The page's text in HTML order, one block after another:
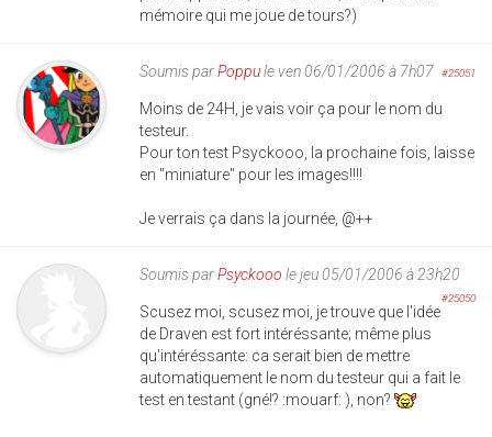
mémoire qui me joue de tours?)
Soumis parPoppule ven 06/01/2006 à 7h07 #25051
Moins de 24H, je vais voir ça pour le nom du
testeur.
Pour ton test Psyckooo, la prochaine fois, laisse
en "miniature" pour les images!!!!
Je verrais ça dans la journée, @++
Soumis parPsyckooo le jeu 05/01/2006 à 23h20
#25050
Scusez moi, scusez moi, je trouve que l'idée
de Draven est fort intéréssante; même plus
qu'intéréssante: ca serait bien de mettre
automatiquement le nom du testeur qui a fait le
test en testant (gné!? :mouarf: ), non?